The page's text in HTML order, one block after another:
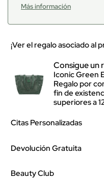
Más información
¡Ver el regalo asociado al
Consigue un
Iconic Green
Regalo por
fin de
superiores a
Citas Personalizadas
Devolución Gratuita
Beauty Club